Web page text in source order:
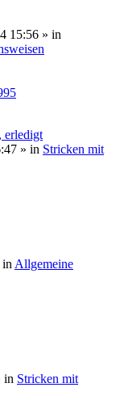
15:56 » in
erledigt
» in Stricken mit
in Allgemeine
in Stricken mit